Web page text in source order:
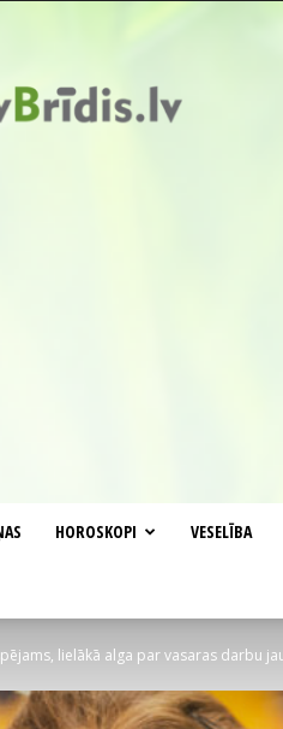
HOROSKOPI VESELĪBA
lielākā alga par vasaras darbu